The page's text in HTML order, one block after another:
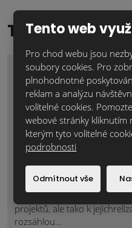
TOP reference
Lícové cihly pro váš
Zima je ideálním obdobím
projektů, ale tako k
rozsáhlou...
Tento web
Pro chod webu jsou
soubory cookies. Pro
plnohodnotné
reklam a analýzu
volitelné cookies.
webové stránky kliknutím
kterým tyto volitelné
podrobnosti
Odmítnout vše